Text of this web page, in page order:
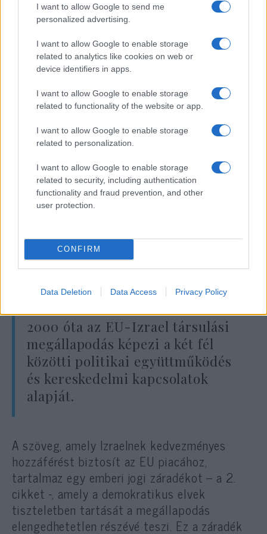
I want to allow Google to send me
personalized advertising.
I want to allow Google to enable storage
related to analytics like cookies on web or
device identifiers in apps.
I want to allow Google to enable storage
related to functionality of the website or app.
I want to allow Google to enable storage
related to personalization.
I want to allow Google to enable storage
related to security, including authentication
functionality and fraud prevention, and other
user protection.
CONFIRM
Data Deletion Data Access Privacy Policy
Olaszország külügyminisztere
felfüggessze az Izraellel 2000-
ben kötött társulási
A német és olasz ellenállás a javaslattal
szemben szertefoszlatta a spanyol, szlovén
és ír vezetők reményeit, akik abban bíztak,
hogy a Júdea-Szamáriában (Ciszjordániában)
egyes telepesek által elkövetett
erőszakcsekemények iránti növekvő
kötelező halálbüntetést bevezető új
jogszabályok arra késztetik Brüsszelt, hogy
2000 óta az EU-Izrael társulási
megállapodás képezi a két fél
közötti politikai együttműködés
és kereskedelmi kapcsolatok
alapját.
A szöveg, amely Izraelnek kedvezményes
hozzáférést biztosít az EU piacához,
tartalmaz egy emberi jogi záradékot – a 2.
cikket -, amely a demokratikus elvek
tiszteletben tartását a megállapodás
elengedhetetlen részévé teszi. Ez a záradék